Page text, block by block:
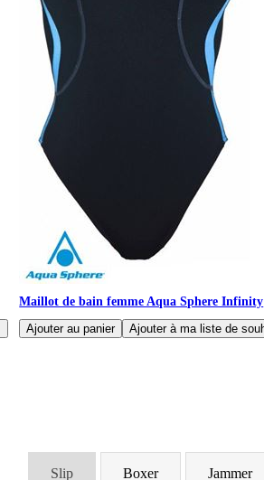
Maillot de bain femme Aqua Sphere Infinity
Slip Boxer Jammer